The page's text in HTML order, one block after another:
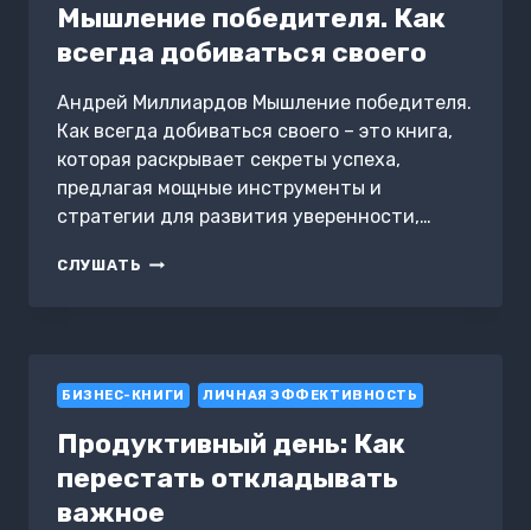
ОТДЫХ
Мышление победителя. Как
всегда добиваться своего
Андрей Миллиардов Мышление победителя.
Как всегда добиваться своего – это книга,
которая раскрывает секреты успеха,
предлагая мощные инструменты и
стратегии для развития уверенности,…
СЛУШАТЬ МЫШЛЕНИЕ
БИЗНЕС-КНИГИ ЛИЧНАЯ ЭФФЕКТИВНОСТЬ
Продуктивный день: Как
перестать откладывать
важное